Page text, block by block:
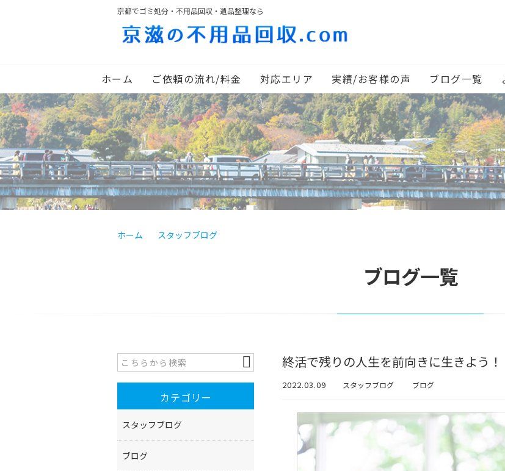
京都でゴミ処分・不用品回収・遺品整理なら
ホーム ご依頼の流れ/料金 対応エリア 実績/お客様の声 ブログ一覧
ホーム スタッフブログ
ブログ一覧
終活で残りの人生を前向きに生きよう！
2022.03.09 スタッフブログ ブログ
カテゴリー
スタッフブログ
ブログ